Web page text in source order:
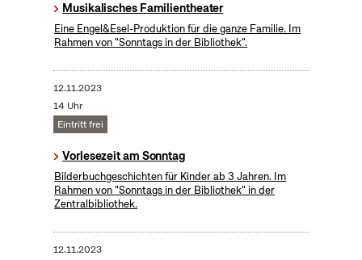
Musikalisches Familientheater
Eine Engel&Esel-Produktion für die ganze Familie. Im
Rahmen von "Sonntags in der Bibliothek".
12.11.2023
14 Uhr
Eintritt frei
Vorlesezeit am Sonntag
Bilderbuchgeschichten für Kinder ab 3 Jahren. Im
Rahmen von "Sonntags in der Bibliothek" in der
Zentralbibliothek.
12.11.2023